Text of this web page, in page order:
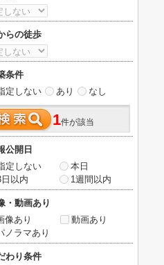
らの徒歩
条件
定しない
あり なし
1件が該当
公開日
定しない
本日
以内
1週間以内
・動画あり
像あり
動画あり
ノラマあり
わり条件